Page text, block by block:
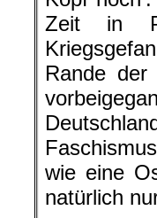
Zeit in
Rande
wie eine
natürlich